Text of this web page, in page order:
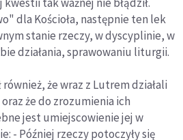
dla Kościoła, następnie ten lek
stanie rzeczy, w dyscyplinie, w
działania, sprawowaniu liturgii.
również, że wraz z Lutrem działali
że do zrozumienia ich
jest umiejscowienie jej w
- Później rzeczy potoczyły się